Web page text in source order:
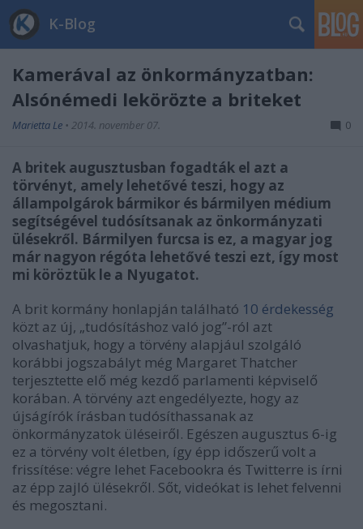
K-Blog
Kamerával az önkormányzatban:
Alsónémedi lekörözte a briteket
Marietta Le • 2014. november 07. 0
A britek augusztusban fogadták el azt a
törvényt, amely lehetővé teszi, hogy az
állampolgárok bármikor és bármilyen médium
segítségével tudósítsanak az önkormányzati
ülésekről. Bármilyen furcsa is ez, a magyar jog
már nagyon régóta lehetővé teszi ezt, így most
mi köröztük le a Nyugatot.
A brit kormány honlapján található 10 érdekesség
közt az új, „tudósításhoz való jog”-ról azt
olvashatjuk, hogy a törvény alapjául szolgáló
korábbi jogszabályt még Margaret Thatcher
terjesztette elő még kezdő parlamenti képviselő
korában. A törvény azt engedélyezte, hogy az
újságírók írásban tudósíthassanak az
önkormányzatok üléseiről. Egészen augusztus 6-ig
ez a törvény volt életben, így épp időszerű volt a
frissítése: végre lehet Facebookra és Twitterre is írni
az épp zajló ülésekről. Sőt, videókat is lehet felvenni
és megosztani.